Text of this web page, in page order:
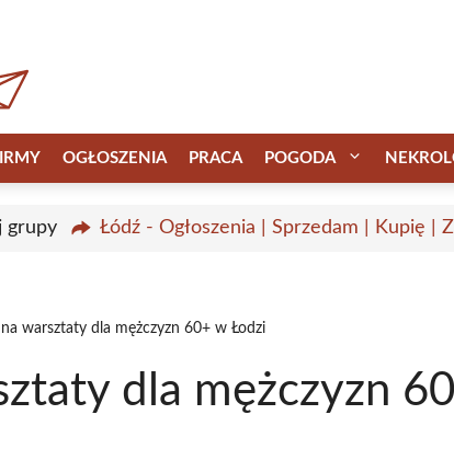
OGŁOSZENIA PRACA POGODA
grupy Łódź - Ogłoszenia | Sprzedam | Kupię |
warsztaty dla mężczyzn 60+ w Łodzi
dla mężczyzn